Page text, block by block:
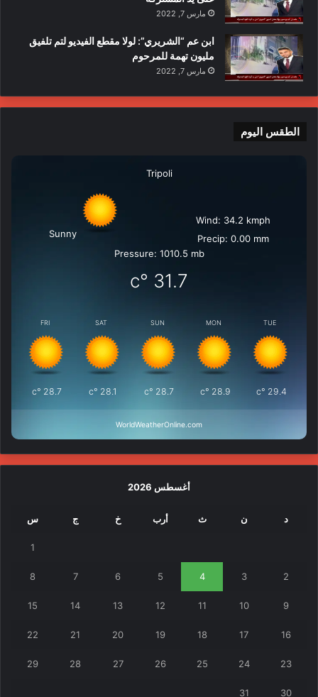
مارس 7, 2022
ابن عم “الشريري”: لولا مقطع الفيديو لتم تلفيق
مليون تهمة للمرحوم
مارس 7, 2022
الطقس اليوم
Tripoli
Sunny
Wind: 34.2 kmph
Precip: 0.00 mm
Pressure: 1010.5 mb
31.7
°c
FRI
28.7
°c
SAT
28.1
°c
SUN
28.7
°c
MON
28.9
°c
TUE
29.4
°c
WorldWeatherOnline.com
أغسطس 2026
د ن ث أرب خ ج س
1
2
3
4
5
6
7
8
9
10
11
12
13
14
15
16
17
18
19
20
21
22
23
24
25
26
27
28
29
30
31